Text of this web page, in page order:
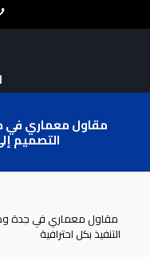
مقاول معماري في
التصميم
مقاول معماري في جدة
التنفيذ بكل احترافية